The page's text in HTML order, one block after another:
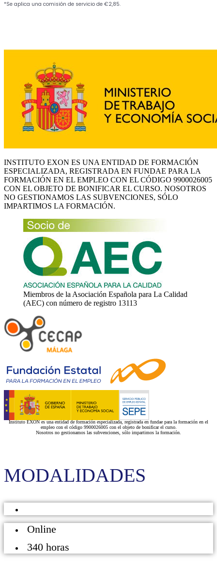
INSTITUTO EXON ES UNA ENTIDAD DE FORMACIÓN
ESPECIALIZADA, REGISTRADA EN FUNDAE PARA LA
FORMACIÓN EN EL EMPLEO CON EL CÓDIGO 9900026005
CON EL OBJETO DE BONIFICAR EL CURSO. NOSOTROS
NO GESTIONAMOS LAS SUBVENCIONES, SÓLO
IMPARTIMOS LA FORMACIÓN.
Miembros de la Asociación Española para La Calidad
(AEC) con número de registro 13113
Instituto EXON es una entidad de formación especializada, registrada en fundae para la formación en el
empleo con el código 9900026005 con el objeto de bonificar el curso.
Nosotros no gestionamos las subvenciones, sólo impartimos la formación.
MODALIDADES
Online
340 horas